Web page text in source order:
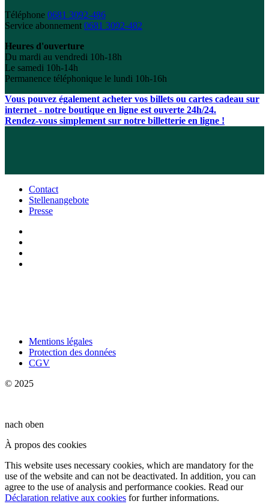
Téléphone 0681 3092-486
Service abonnement 0681 3092-482
Heures d'ouverture
Du mardi au vendredi 10h-18h
Le samedi 10h-14h
Permanence téléphonique le lundi 10h-16h
Vous pouvez également acheter vos billets ou cartes cadeau sur
internet - notre boutique en ligne est ouverte 24h/24.
Rendez-vous simplement sur notre billetterie en ligne !
Contact
Stellenangebote
Presse
Mentions légales
Protection des données
CGV
© 2025
nach oben
À propos des cookies
This website uses necessary cookies, which are mandatory for the
use of the website and can not be deactivated. In addition, you can
agree to the use of analysis and performance cookies. Read our
Déclaration relative aux cookies for further informations.